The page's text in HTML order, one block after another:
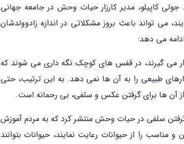
جولی کاپیلو، مدیر کارزار حیات وحش در جامعه جهانی
می تواند باعث بروز مشکلاتی در اندازه زادوولدشان
می دهد:
می گیرند، در قفس های کوچک نگه داری می شوند که
طبیعی را به آن ها نمی دهد. به این ترتیب، حتی
از آن ها برای گرفتن عکس و سلفی، بی رحمانه است.
در سال 2017، دستورالعملی برای گرفتن سلفی در حیات وحش منتشر کرد که به مردم آموزش
را از حیوانات رعایت نمایند، حیوانات بتوانند